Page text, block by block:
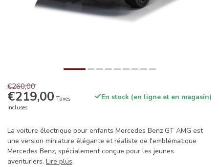
€260,00
€219,00 Taxes
incluses
En stock (en ligne et en magasin)
La voiture électrique pour enfants Mercedes Benz GT AMG est
une version miniature élégante et réaliste de l'emblématique
Mercedes Benz, spécialement conçue pour les jeunes
aventuriers. Lire plus.